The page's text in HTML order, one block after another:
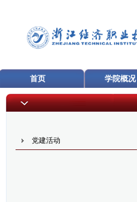
首页 学院概况
党建活动